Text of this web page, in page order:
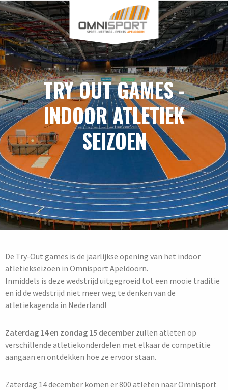
TRY OUT GAMES -
INDOOR ATLETIEK
SEIZOEN
De Try-Out games is de jaarlijkse opening van het indoor
atletiekseizoen in Omnisport Apeldoorn.
Inmiddels is deze wedstrijd uitgegroeid tot een mooie traditie
en id de wedstrijd niet meer weg te denken van de
atletiekagenda in Nederland!
Zaterdag 14 en zondag 15 december zullen atleten op
verschillende atletiekonderdelen met elkaar de competitie
aangaan en ontdekken hoe ze ervoor staan.
Zaterdag 14 december komen er 800 atleten naar Omnisport